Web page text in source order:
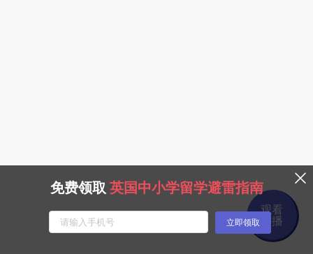
观看
回播
免费领取 英国中小学留学避雷指南
立即领取